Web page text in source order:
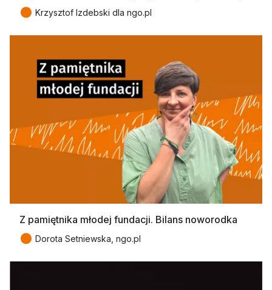
● Krzysztof Izdebski dla ngo.pl
Z pamiętnika młodej fundacji. Bilans noworodka
● Dorota Setniewska, ngo.pl